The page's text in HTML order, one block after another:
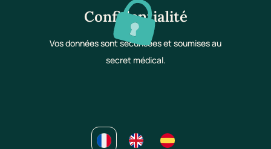
Confidentialité
Vos données sont sécurisées et soumises au
secret médical.